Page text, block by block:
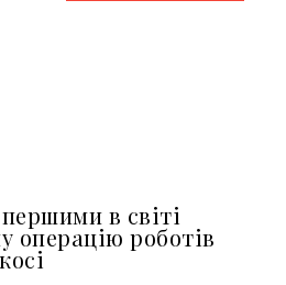
в світі
операцію роботів